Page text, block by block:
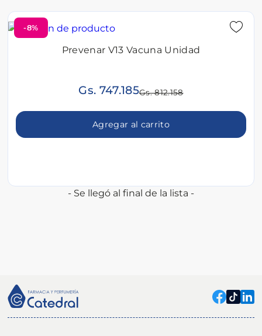
-8%
Prevenar V13 Vacuna Unidad
Gs. 747.185Gs. 812.158
Agregar al carrito
- Se llegó al final de la lista -